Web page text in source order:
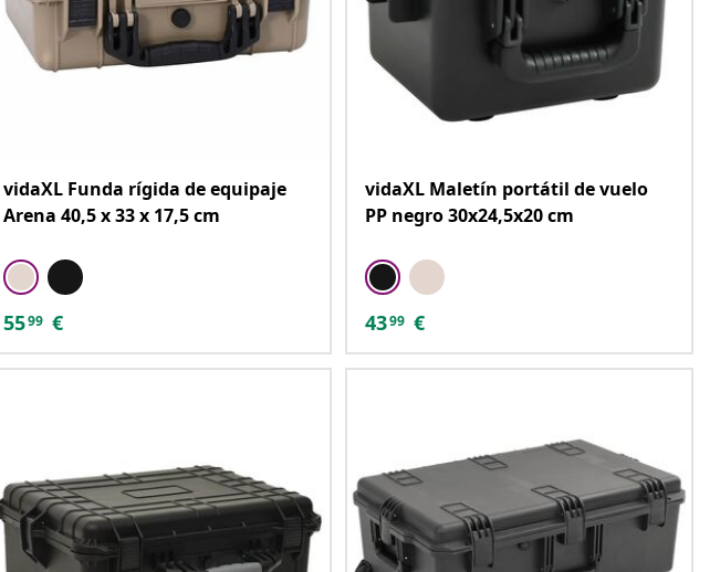
vidaXL Funda rígida de equipaje
Arena 40,5 x 33 x 17,5 cm
5599 €
vidaXL Maletín portátil de vuelo
PP negro 30x24,5x20 cm
4399 €